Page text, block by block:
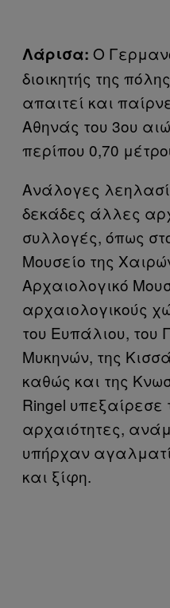
Λάρισα: Ο
διοικητής της
απαιτεί και
Αθηνάς του 3ου
περίπου 0,70
Ανάλογες
δεκάδες άλλες
συλλογές, όπως
Μουσείο της
Αρχαιολογικό
αρχαιολογικούς
του Ευπάλιου, του
Μυκηνών, της
καθώς και της
Ringel υπεξαίρεσε
αρχαιότητες,
υπήρχαν
και ξίφη.